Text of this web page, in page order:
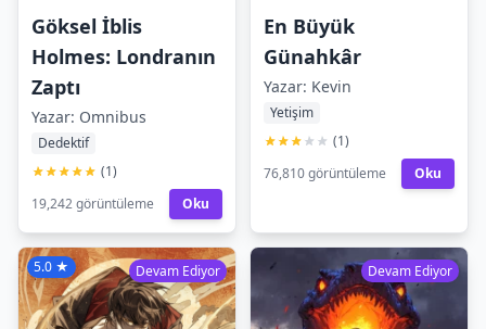
Göksel İblis
Holmes: Londranın
Zaptı
Yazar: Omnibus
Dedektif
(1)
19,242 görüntüleme
Oku
En Büyük
Günahkâr
Yazar: Kevin
Yetişim
(1)
76,810 görüntüleme
Oku
Devam Ediyor
5.0 ★ Devam Ediyor